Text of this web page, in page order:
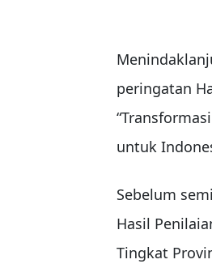
peringatan
untuk
Sebelum
Hasil
Tingkat